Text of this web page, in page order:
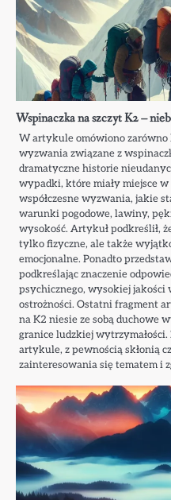
Wspinaczka na szczyt K2 –
W artykule omówiono zarówno
wyzwania związane z
dramatyczne historie
wypadki, które miały miejsce w
współczesne wyzwania, jakie
warunki pogodowe, lawiny,
wysokość. Artykuł podkreślił,
tylko fizyczne, ale także
emocjonalne. Ponadto
podkreślając znaczenie
psychicznego, wysokiej jakości
ostrożności. Ostatni fragment
na K2 niesie ze sobą duchowe
granice ludzkiej
artykule, z pewnością skłonią
zainteresowania się tematem i